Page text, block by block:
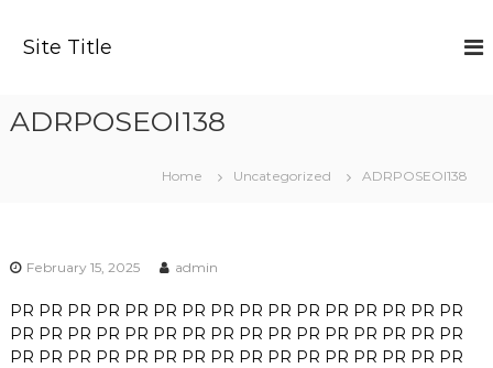
Site Title
ADRPOSEOI138
Home Uncategorized ADRPOSEOI138
February 15, 2025 admin
PR PR PR PR PR PR PR PR PR PR PR PR PR PR PR PR
PR PR PR PR PR PR PR PR PR PR PR PR PR PR PR PR
PR PR PR PR PR PR PR PR PR PR PR PR PR PR PR PR